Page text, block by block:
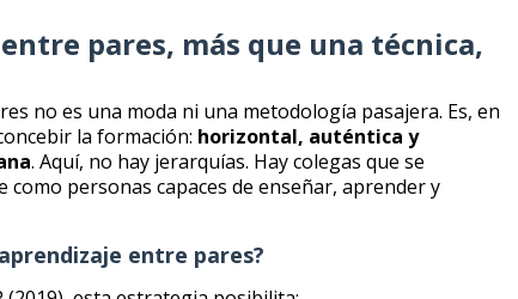
pares, más que una técnica,
no es una moda ni una metodología pasajera. Es, en
la formación: horizontal, auténtica y
. Aquí, no hay jerarquías. Hay colegas que se
como personas capaces de enseñar, aprender y
entre pares?